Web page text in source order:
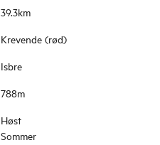
39.3km
Krevende (rød)
Isbre
788m
Høst
Sommer